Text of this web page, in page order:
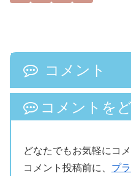
コメント
コメントを
どなたでもお気軽にコ
コメント投稿前に、 プ